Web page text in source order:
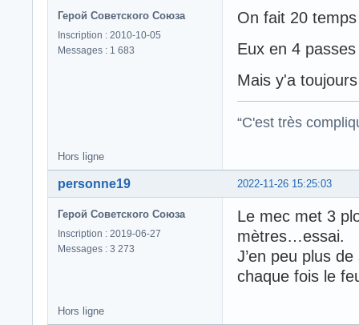
Герой Советского Союза
Inscription : 2010-10-05
Messages : 1 683
On fait 20
Eux en 4
Mais y'a
“C'est très
Hors ligne
2022-11-26 15:25:03
personne19
Герой Советского Союза
Inscription : 2019-06-27
Messages : 3 273
Le mec met 3
mètres…essai.
J’en peu plus
chaque fois le
Hors ligne